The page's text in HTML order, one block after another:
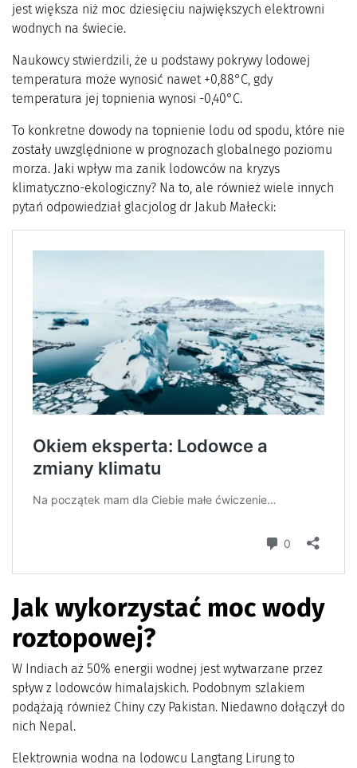
jest większa niż moc dziesięciu największych elektrowni
wodnych na świecie.
Naukowcy stwierdzili, że u podstawy pokrywy lodowej
temperatura może wynosić nawet +0,88°C, gdy
temperatura jej topnienia wynosi -0,40°C.
To konkretne dowody na topnienie lodu od spodu, które nie
zostały uwzględnione w prognozach globalnego poziomu
morza. Jaki wpływ ma zanik lodowców na kryzys
klimatyczno-ekologiczny? Na to, ale również wiele innych
pytań odpowiedział glacjolog dr Jakub Małecki:
Jak wykorzystać moc wody
roztopowej?
W Indiach aż 50% energii wodnej jest wytwarzane przez
spływ z lodowców himalajskich. Podobnym szlakiem
podążają również Chiny czy Pakistan. Niedawno dołączył do
nich Nepal.
Elektrownia wodna na lodowcu Langtang Lirung to